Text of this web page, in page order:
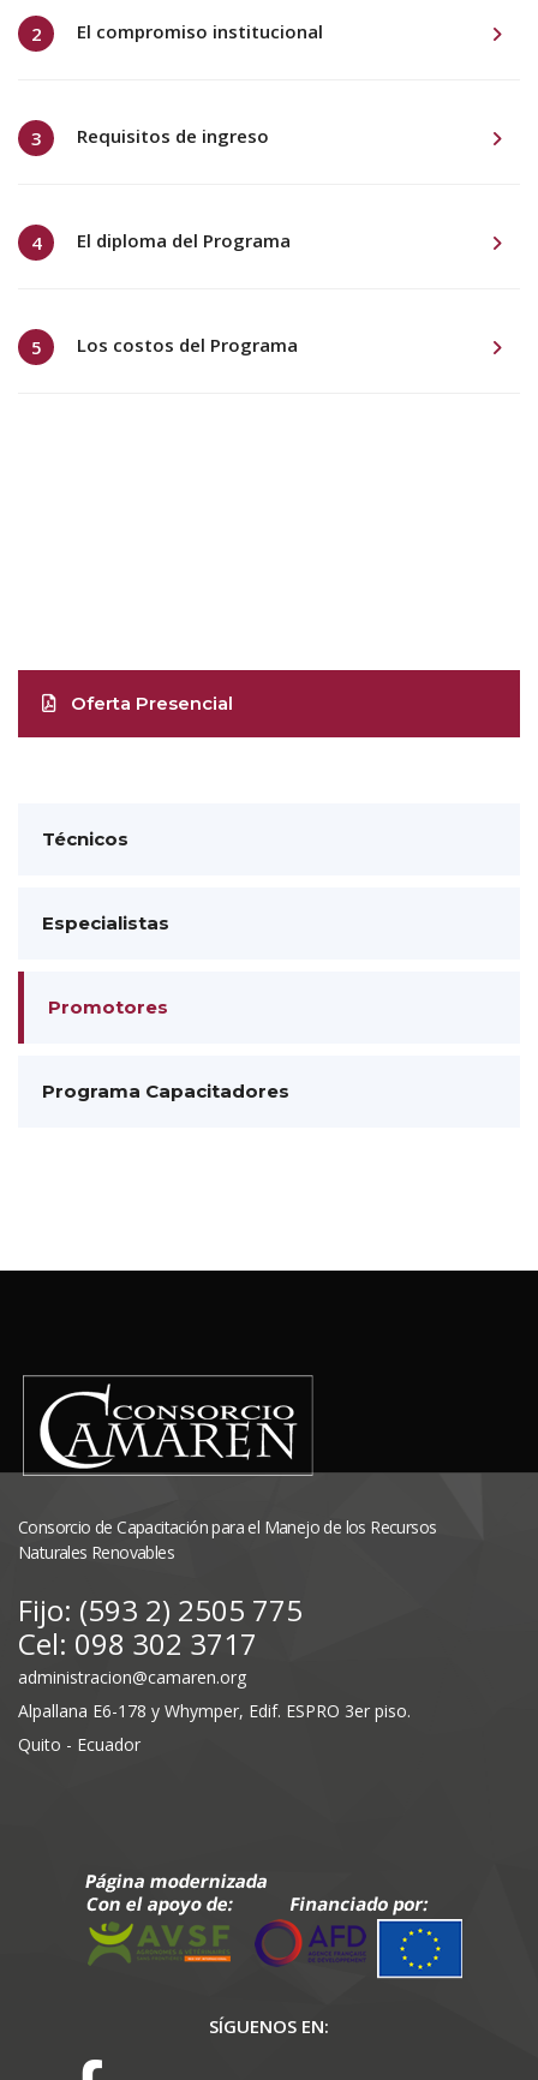
2 El compromiso institucional
3 Requisitos de ingreso
4 El diploma del Programa
5 Los costos del Programa
Oferta Presencial
Técnicos
Especialistas
Promotores
Programa Capacitadores
Consorcio de Capacitación para el Manejo de los Recursos
Naturales Renovables
Fijo: (593 2) 2505 775
Cel: 098 302 3717
administracion@camaren.org
Alpallana E6-178 y Whymper, Edif. ESPRO 3er piso.
Quito - Ecuador
SÍGUENOS EN: